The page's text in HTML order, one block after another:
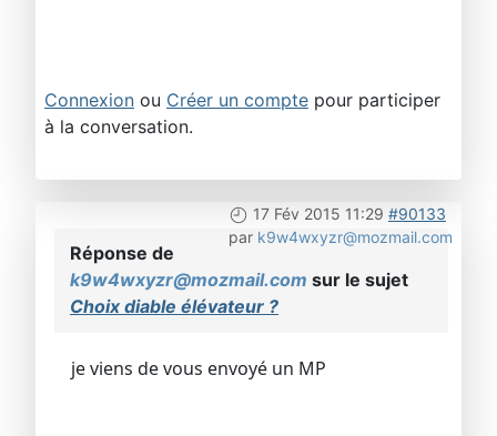
Connexion ou Créer un compte pour participer
à la conversation.
17 Fév 2015 11:29 #90133
par k9w4wxyzr@mozmail.com
Réponse de
k9w4wxyzr@mozmail.com sur le sujet
Choix diable élévateur ?
je viens de vous envoyé un MP